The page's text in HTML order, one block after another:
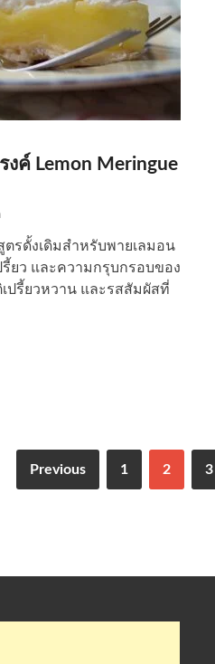
ค์ Lemon Meringue
ตรดั้งเดิมสำหรับพายเลมอน
รี้ยว และความกรุบกรอบของ
ปรี้ยวหวาน และรสสัมผัสที่
Previous 1 2 3